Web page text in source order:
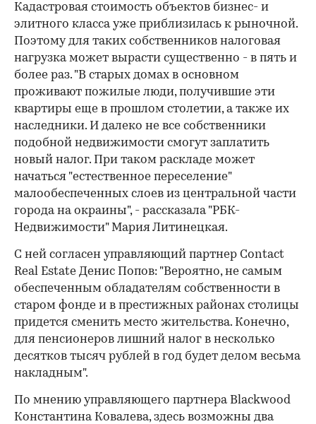
Кадастровая стоимость объектов бизнес- и
элитного класса уже приблизилась к рыночной.
Поэтому для таких собственников налоговая
нагрузка может вырасти существенно - в пять и
более раз. "В старых домах в основном
проживают пожилые люди, получившие эти
квартиры еще в прошлом столетии, а также их
наследники. И далеко не все собственники
подобной недвижимости смогут заплатить
новый налог. При таком раскладе может
начаться "естественное переселение"
малообеспеченных слоев из центральной части
города на окраины", - рассказала "РБК-
Недвижимости" Мария Литинецкая.
С ней согласен управляющий партнер Contact
Real Estate Денис Попов: "Вероятно, не самым
обеспеченным обладателям собственности в
старом фонде и в престижных районах столицы
придется сменить место жительства. Конечно,
для пенсионеров лишний налог в несколько
десятков тысяч рублей в год будет делом весьма
накладным".
По мнению управляющего партнера Blackwood
Константина Ковалева, здесь возможны два